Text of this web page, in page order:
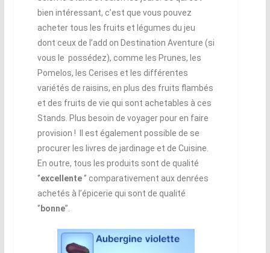
bien intéressant, c’est que vous pouvez
acheter tous les fruits et légumes du jeu
dont ceux de l’add on Destination Aventure (si
vous le possédez), comme les Prunes, les
Pomelos, les Cerises et les différentes
variétés de raisins, en plus des fruits flambés
et des fruits de vie qui sont achetables à ces
Stands. Plus besoin de voyager pour en faire
provision ! Il est également possible de se
procurer les livres de jardinage et de Cuisine.
En outre, tous les produits sont de qualité
‘’excellente‘’ comparativement aux denrées
achetés à l’épicerie qui sont de qualité
‘’ bonne’’.